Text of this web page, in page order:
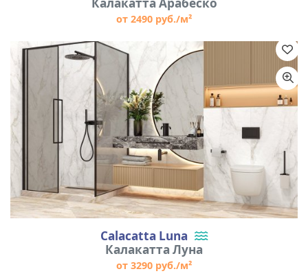
от 2490 руб./м²
Calacatta Luna
Калакатта Луна
от 3290 руб./м²